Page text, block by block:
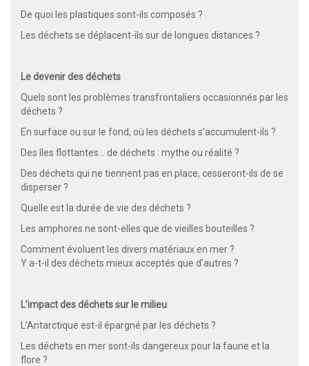
De quoi les plastiques sont-ils composés ?
Les déchets se déplacent-ils sur de longues distances ?
Le devenir des déchets
Quels sont les problèmes transfrontaliers occasionnés par les
déchets ?
En surface ou sur le fond, où les déchets s’accumulent-ils ?
Des îles flottantes… de déchets : mythe ou réalité ?
Des déchets qui ne tiennent pas en place, cesseront-ils de se
disperser ?
Quelle est la durée de vie des déchets ?
Les amphores ne sont-elles que de vieilles bouteilles ?
Comment évoluent les divers matériaux en mer ?
Y a-t-il des déchets mieux acceptés que d’autres ?
L’impact des déchets sur le milieu
L’Antarctique est-il épargné par les déchets ?
Les déchets en mer sont-ils dangereux pour la faune et la
flore ?